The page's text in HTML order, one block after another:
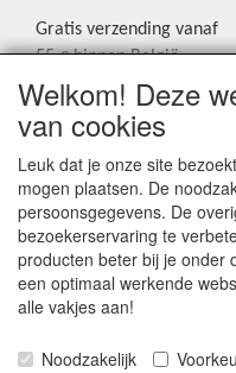
Gratis verzending vanaf
55 € binnen België.
Gratis verzending vanaf
65 € naar Nederland.
Levering andere
landen: geen gratis
verzending, portkosten
worden aangerekend.
Zie voor een overzicht
van alle verzendkosten
"Verzendkosten" op de
Welkom! Deze
van cookies
Leuk dat je onze site
mogen plaatsen. De
persoonsgegevens. De
bezoekerservaring te
producten beter bij je onder
een optimaal werkende
alle vakjes aan!
Noodzakelijk